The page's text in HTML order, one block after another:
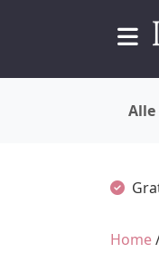
Alle
Home